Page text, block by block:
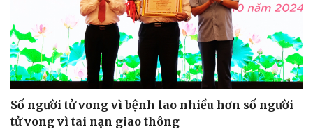
Hạt giống tâm hồn
Số người tử vong vì bệnh lao nhiều hơn số người
tử vong vì tai nạn giao thông